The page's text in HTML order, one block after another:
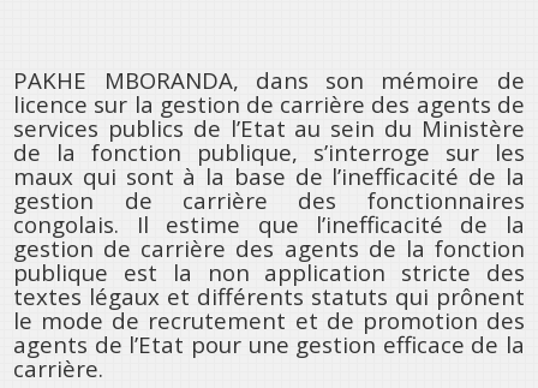
PAKHE MBORANDA, dans son mémoire de
licence sur la gestion de carrière des agents de
services publics de l’Etat au sein du Ministère
de la fonction publique, s’interroge sur les
maux qui sont à la base de l’inefficacité de la
gestion de carrière des fonctionnaires
congolais. Il estime que l’inefficacité de la
gestion de carrière des agents de la fonction
publique est la non application stricte des
textes légaux et différents statuts qui prônent
le mode de recrutement et de promotion des
agents de l’Etat pour une gestion efficace de la
carrière.